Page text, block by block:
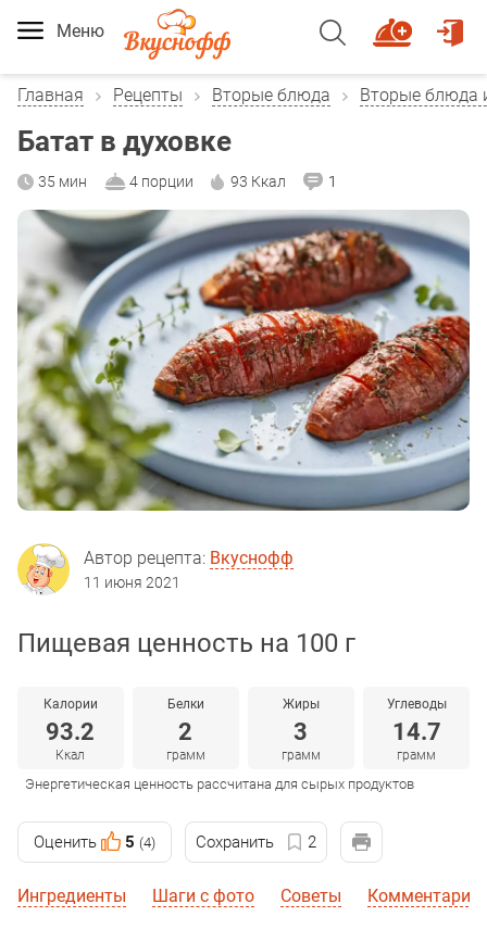
Меню
Главная Рецепты Вторые блюда Вторые блюда
Батат в духовке
35 мин 4 порции 93 Ккал 1
Автор рецепта: Вкуснофф
11 июня 2021
Пищевая ценность на 100 г
Калории
93.2
Ккал
Белки
2
грамм
Жиры
3
грамм
Углеводы
14.7
грамм
Энергетическая ценность рассчитана для сырых продуктов
Оценить 5 (4) Сохранить 2
Ингредиенты Шаги с фото Советы Комментарии